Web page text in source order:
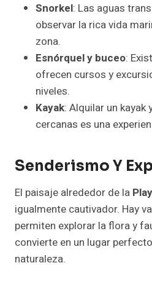
Snorkel: Las aguas
observar la rica vida
zona.
Esnórquel y buceo:
ofrecen cursos y
niveles.
Kayak: Alquilar un kayak
cercanas es una
Senderismo Y
El paisaje alrededor de la
igualmente cautivador. Hay
permiten explorar la flora y
convierte en un lugar
naturaleza.